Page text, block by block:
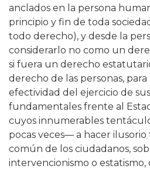
anclados en la persona
principio y fin de toda
todo derecho), y desde la
considerarlo no como un
si fuera un derecho
derecho de las personas,
efectividad del ejercicio de
fundamentales frente al
cuyos innumerables
pocas veces— a hacer ilusorio
común de los ciudadanos,
intervencionismo o